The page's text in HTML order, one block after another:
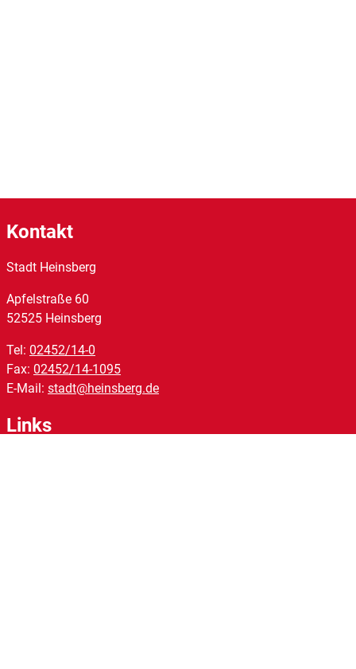
Kontakt
Stadt Heinsberg
Apfelstraße 60
52525 Heinsberg
Tel: 02452/14-0
Fax: 02452/14-1095
E-Mail: stadt@heinsberg.de
Links